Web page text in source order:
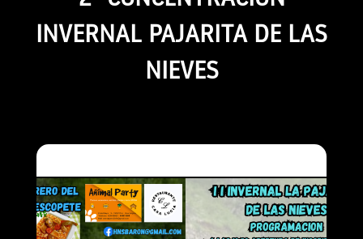
INVERNAL PAJARITA DE LAS
NIEVES